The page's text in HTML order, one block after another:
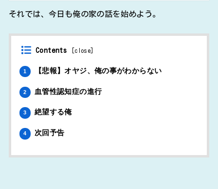
それでは、今日も俺の家の話を始めよう。
Contents close
1 【悲報】オヤジ、俺の事がわからない
2 血管性認知症の進行
3 絶望する俺
4 次回予告